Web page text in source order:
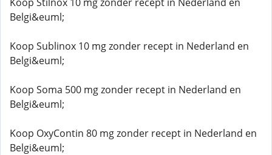
Belgi&euml;
Koop Sublinox 10 mg zonder recept in Nederland en
Belgi&euml;
Koop Soma 500 mg zonder recept in Nederland en
Belgi&euml;
Koop OxyContin 80 mg zonder recept in Nederland en
Belgi&euml;